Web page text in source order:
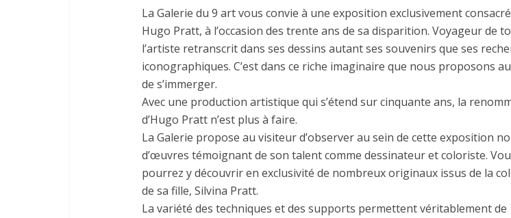
La Galerie du 9 art vous convie à une exposition exclusivement
Hugo Pratt, à l’occasion des trente ans de sa disparition. Voyageur de
l’artiste retranscrit dans ses dessins autant ses souvenirs que ses
iconographiques. C’est dans ce riche imaginaire que nous proposons
de s’immerger.
Avec une production artistique qui s’étend sur cinquante ans, la
d’Hugo Pratt n’est plus à faire.
La Galerie propose au visiteur d’observer au sein de cette exposition
d’œuvres témoignant de son talent comme dessinateur et coloriste.
pourrez y découvrir en exclusivité de nombreux originaux issus de la
de sa fille, Silvina Pratt.
La variété des techniques et des supports permettent véritablement de